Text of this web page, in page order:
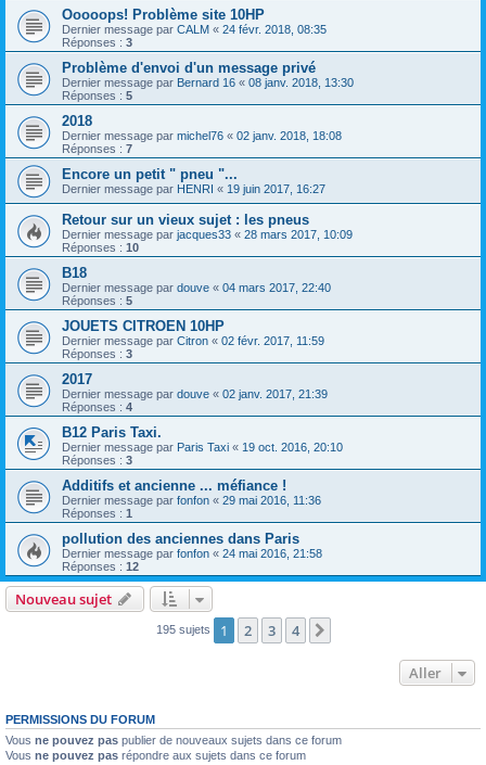
Ooooops! Problème site 10HP
Dernier message par CALM « 24 févr. 2018, 08:35
Réponses : 3
Problème d'envoi d'un message privé
Dernier message par Bernard 16 « 08 janv. 2018, 13:30
Réponses : 5
2018
Dernier message par michel76 « 02 janv. 2018, 18:08
Réponses : 7
Encore un petit " pneu "...
Dernier message par HENRI « 19 juin 2017, 16:27
Retour sur un vieux sujet : les pneus
Dernier message par jacques33 « 28 mars 2017, 10:09
Réponses : 10
B18
Dernier message par douve « 04 mars 2017, 22:40
Réponses : 5
JOUETS CITROEN 10HP
Dernier message par Citron « 02 févr. 2017, 11:59
Réponses : 3
2017
Dernier message par douve « 02 janv. 2017, 21:39
Réponses : 4
B12 Paris Taxi.
Dernier message par Paris Taxi « 19 oct. 2016, 20:10
Réponses : 3
Additifs et ancienne ... méfiance !
Dernier message par fonfon « 29 mai 2016, 11:36
Réponses : 1
pollution des anciennes dans Paris
Dernier message par fonfon « 24 mai 2016, 21:58
Réponses : 12
Nouveau sujet
195 sujets 1 2 3 4
Aller
PERMISSIONS DU FORUM
Vous ne pouvez pas publier de nouveaux sujets dans ce forum
Vous ne pouvez pas répondre aux sujets dans ce forum